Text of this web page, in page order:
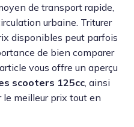
de transport rapide,
urbaine. Triturer
disponibles peut parfois
de bien comparer
vous offre un aperçu
scooters 125cc , ainsi
le meilleur prix tout en